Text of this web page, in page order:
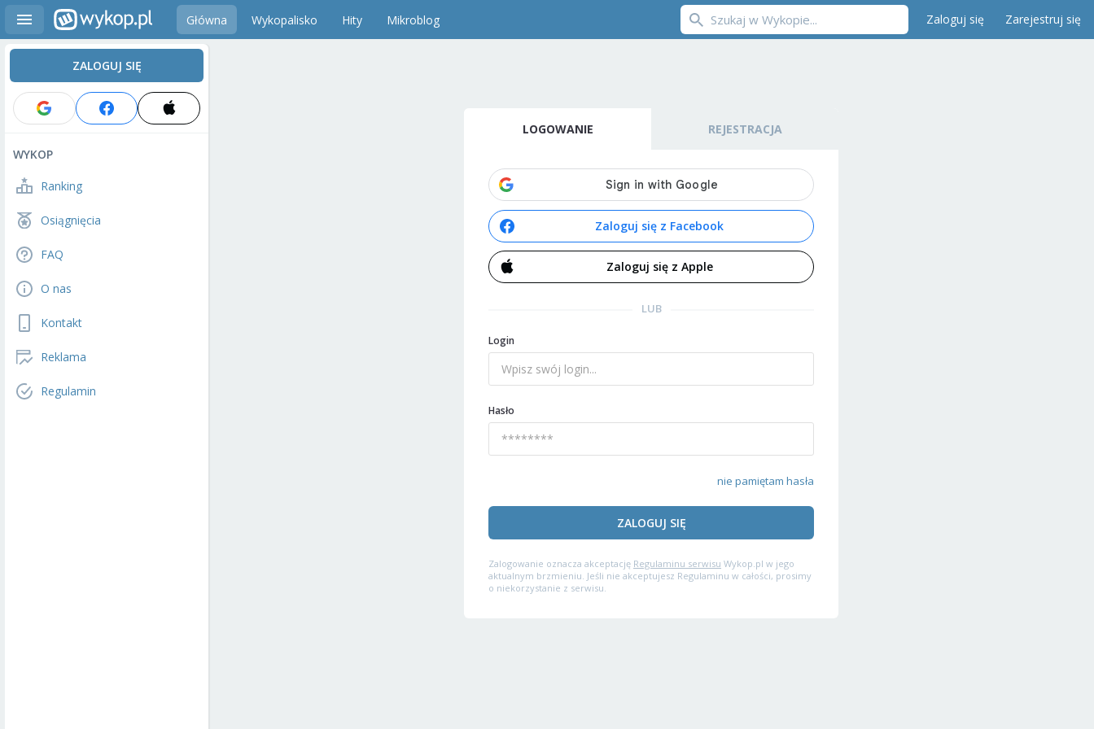
Główna Wykopalisko Hity Mikroblog Zaloguj się Zarejestruj się
ZALOGUJ SIĘ
WYKOP
Ranking
Osiągnięcia
FAQ
O nas
Kontakt
Reklama
Regulamin
LOGOWANIE REJESTRACJA
Zaloguj się z Facebook
Zaloguj się z Apple
LUB
Login
Hasło
nie pamiętam hasła
ZALOGUJ SIĘ
Zalogowanie oznacza akceptację Regulaminu serwisu Wykop.pl w jego
aktualnym brzmieniu. Jeśli nie akceptujesz Regulaminu w całości, prosimy
o niekorzystanie z serwisu.